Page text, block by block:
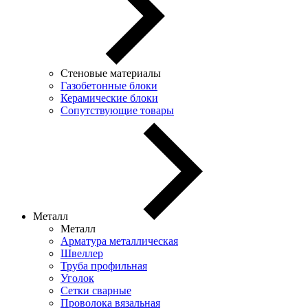
Стеновые материалы
Газобетонные блоки
Керамические блоки
Сопутствующие товары
Металл
Металл
Арматура металлическая
Швеллер
Труба профильная
Уголок
Сетки сварные
Проволока вязальная